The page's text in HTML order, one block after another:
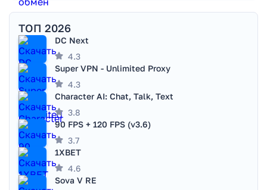
ТОП 2026
DC Next
4.3
Super VPN - Unlimited Proxy
4.3
Character AI: Chat, Talk, Text
3.8
90 FPS + 120 FPS (v3.6)
3.7
1XBET
4.6
Sova V RE